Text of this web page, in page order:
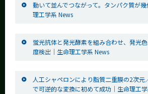
動いて並んでつながって。タンパク質が
理工学系 News
蛍光抗体と発光酵素を組み合わせ、発光
度検出│生命理工学系 News
人工シャペロンにより脂質二重膜の2次元
で可逆的な変換に初めて成功│生命理工